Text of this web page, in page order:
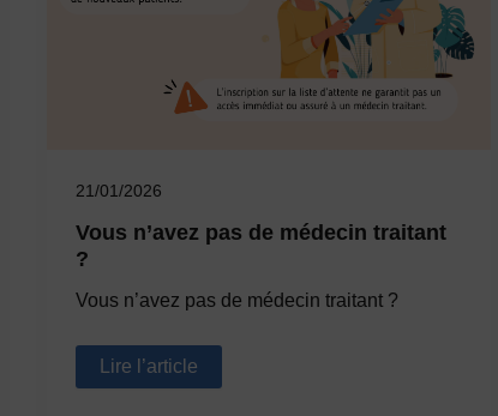
21/01/2026
Vous n’avez pas de médecin traitant
?
Vous n’avez pas de médecin traitant ?
Vous
n’avez
Lire l’article